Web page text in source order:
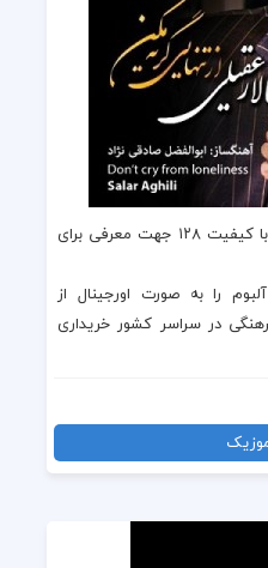
برای حمایت از صاحب اثر، آلبوم با کیفیت ۱۲۸ جهت معرفی برای
را به صورت اورجینال از
در سراسر کشور خریداری